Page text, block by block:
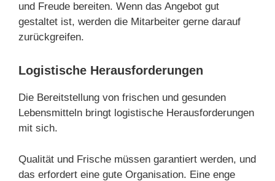
und Freude bereiten. Wenn das Angebot gut
gestaltet ist, werden die Mitarbeiter gerne darauf
zurückgreifen.
Logistische Herausforderungen
Die Bereitstellung von frischen und gesunden
Lebensmitteln bringt logistische Herausforderungen
mit sich.
Qualität und Frische müssen garantiert werden, und
das erfordert eine gute Organisation. Eine enge